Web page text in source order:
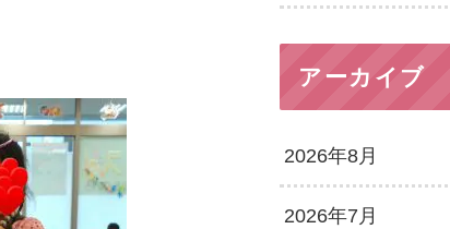
アーカイブ
2026年8月
2026年7月